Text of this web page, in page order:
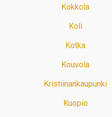
Kokkola
Koli
Kotka
Kouvola
Kristiinankaupunki
Kuopio